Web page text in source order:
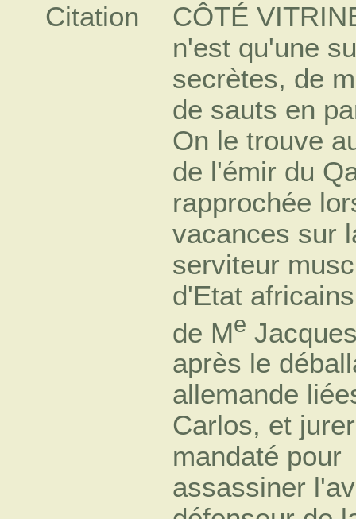
Citation
CÔTÉ
n'est qu'une
secrètes, de
de sauts en
On le trouve
de l'émir du
rapprochée
vacances sur
serviteur
d'Etat
de Me
après le
allemande
Carlos, et
mandaté pour
assassiner